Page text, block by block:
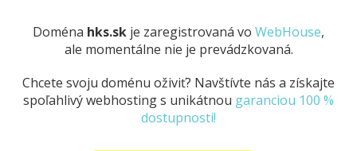
Doména hks.sk je zaregistrovaná vo WebHouse,
ale momentálne nie je prevádzkovaná.
Chcete svoju doménu oživiť? Navštívte nás a získajte
spoľahlivý webhosting s unikátnou garanciou 100 %
dostupnosti!